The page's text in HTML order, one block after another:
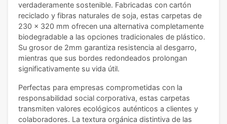
verdaderamente sostenible. Fabricadas con cartón
reciclado y fibras naturales de soja, estas carpetas de
230 x 320 mm ofrecen una alternativa completamente
biodegradable a las opciones tradicionales de plástico.
Su grosor de 2mm garantiza resistencia al desgarro,
mientras que sus bordes redondeados prolongan
significativamente su vida útil.
Perfectas para empresas comprometidas con la
responsabilidad social corporativa, estas carpetas
transmiten valores ecológicos auténticos a clientes y
colaboradores. La textura orgánica distintiva de las